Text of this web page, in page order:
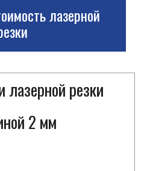
лазерной
лазерной резки
2 мм